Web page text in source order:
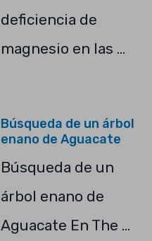
deficiencia de
magnesio en las …
Búsqueda de un árbol
enano de Aguacate
Búsqueda de un
árbol enano de
Aguacate En The …